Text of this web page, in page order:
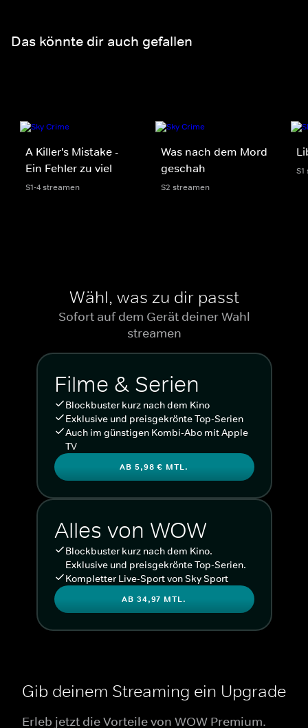
Das könnte dir auch gefallen
A Killer's Mistake -
Ein Fehler zu viel
S1-4 streamen
Was nach dem Mord
geschah
S2 streamen
Wähl, was zu dir passt
Sofort auf dem Gerät deiner Wahl
streamen
Filme & Serien
Blockbuster kurz nach dem Kino
Exklusive und preisgekrönte Top-Serien
Auch im günstigen Kombi-Abo mit Apple
TV
AB 5,98 € MTL.
Alles von WOW
Blockbuster kurz nach dem Kino.
Exklusive und preisgekrönte Top-Serien.
Kompletter Live-Sport von Sky Sport
AB 34,97 MTL.
Gib deinem Streaming ein Upgrade
Erleb jetzt die Vorteile von WOW Premium.